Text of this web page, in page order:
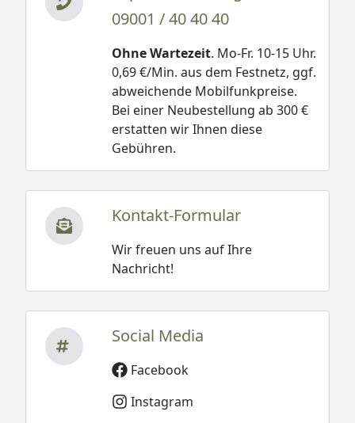
09001 / 40 40 40
Ohne Wartezeit. Mo-Fr. 10-15 Uhr.
0,69 €/Min. aus dem Festnetz, ggf.
abweichende Mobilfunkpreise.
Bei einer Neubestellung ab 300 €
erstatten wir Ihnen diese
Gebühren.
Kontakt-Formular
Wir freuen uns auf Ihre
Nachricht!
Social Media
Facebook
Instagram